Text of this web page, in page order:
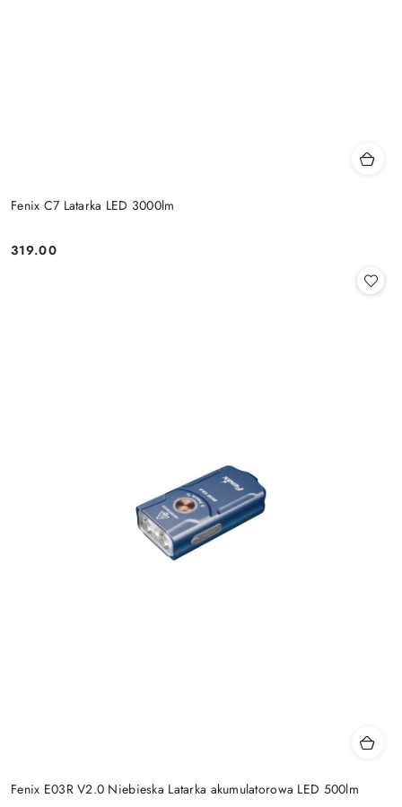
Fenix C7 Latarka LED 3000lm
Cena:
319.00
Fenix E03R V2.0 Niebieska Latarka akumulatorowa LED 500lm